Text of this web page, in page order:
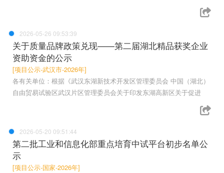
2026-05-26 09:53:39
关于质量品牌政策兑现——第二届湖北精品获奖企业
资助资金的公示
[项目公示-武汉市-2026年]
各有关单位：根据《武汉东湖新技术开发区管理委员会 中国（湖北）
自由贸易试验区武汉片区管理委员会关于印发东湖高新区关于促进
2026-05-20 09:51:44
第二批工业和信息化部重点培育中试平台初步名单公
示
[项目公示-国家-2026年]